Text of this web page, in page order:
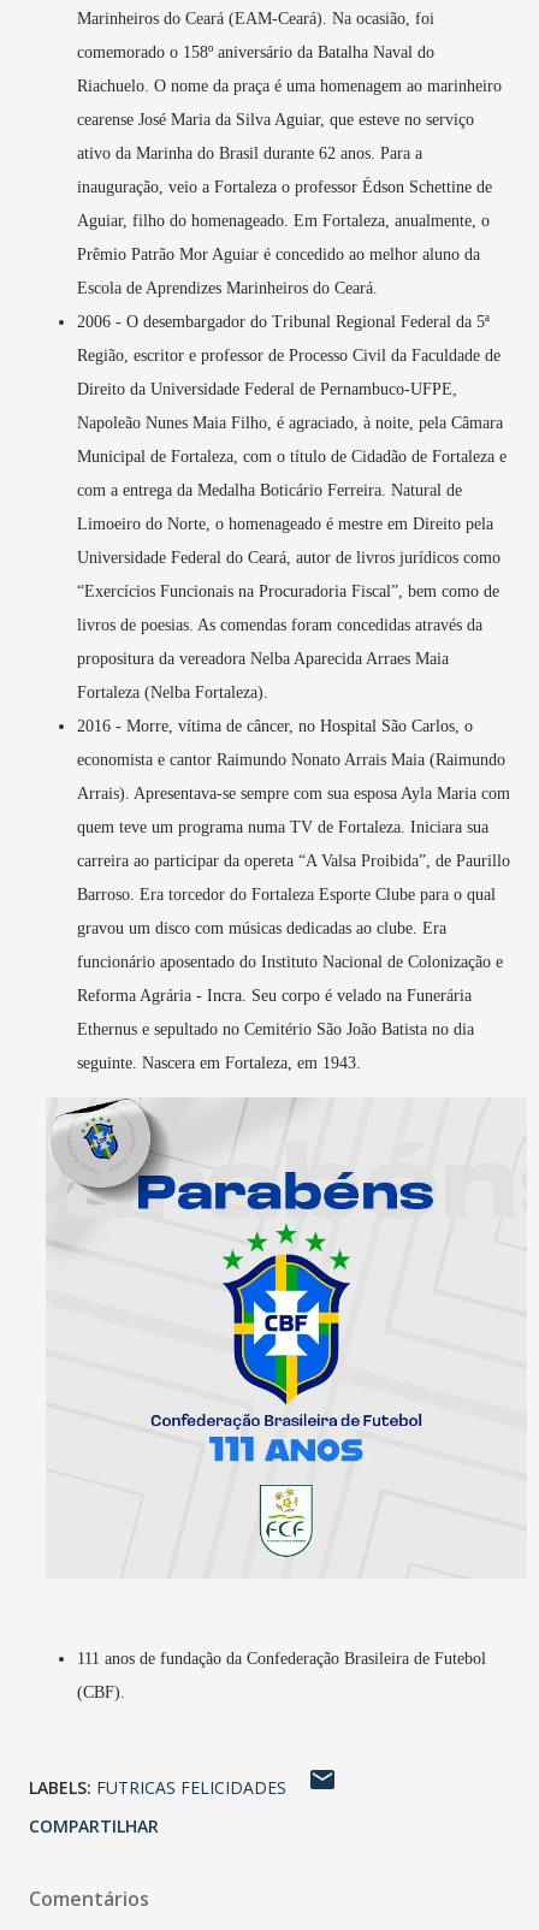
Marinheiros do Ceará (EAM-Ceará). Na ocasião, foi
comemorado o 158º aniversário da Batalha Naval do
Riachuelo. O nome da praça é uma homenagem ao marinheiro
cearense José Maria da Silva Aguiar, que esteve no serviço
ativo da Marinha do Brasil durante 62 anos. Para a
inauguração, veio a Fortaleza o professor Édson Schettine de
Aguiar, filho do homenageado. Em Fortaleza, anualmente, o
Prêmio Patrão Mor Aguiar é concedido ao melhor aluno da
Escola de Aprendizes Marinheiros do Ceará.
2006 - O desembargador do Tribunal Regional Federal da 5ª
Região, escritor e professor de Processo Civil da Faculdade de
Direito da Universidade Federal de Pernambuco-UFPE,
Napoleão Nunes Maia Filho, é agraciado, à noite, pela Câmara
Municipal de Fortaleza, com o título de Cidadão de Fortaleza e
com a entrega da Medalha Boticário Ferreira. Natural de
Limoeiro do Norte, o homenageado é mestre em Direito pela
Universidade Federal do Ceará, autor de livros jurídicos como
“Exercícios Funcionais na Procuradoria Fiscal”, bem como de
livros de poesias. As comendas foram concedidas através da
propositura da vereadora Nelba Aparecida Arraes Maia
Fortaleza (Nelba Fortaleza).
2016 - Morre, vítima de câncer, no Hospital São Carlos, o
economista e cantor Raimundo Nonato Arrais Maia (Raimundo
Arrais). Apresentava-se sempre com sua esposa Ayla Maria com
quem teve um programa numa TV de Fortaleza. Iniciara sua
carreira ao participar da opereta “A Valsa Proibida”, de Paurillo
Barroso. Era torcedor do Fortaleza Esporte Clube para o qual
gravou um disco com músicas dedicadas ao clube. Era
funcionário aposentado do Instituto Nacional de Colonização e
Reforma Agrária - Incra. Seu corpo é velado na Funerária
Ethernus e sepultado no Cemitério São João Batista no dia
seguinte. Nascera em Fortaleza, em 1943.
111 anos de fundação da Confederação Brasileira de Futebol
(CBF).
LABELS: FUTRICAS FELICIDADES
COMPARTILHAR
Comentários